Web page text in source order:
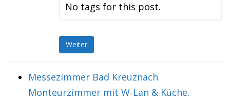
No tags for this post.
Weiter
Messezimmer Bad Kreuznach
Monteurzimmer mit W-Lan & Küche.